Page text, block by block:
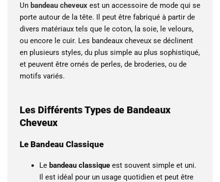
Un bandeau cheveux est un accessoire de mode qui se
porte autour de la tête. Il peut être fabriqué à partir de
divers matériaux tels que le coton, la soie, le velours,
ou encore le cuir. Les bandeaux cheveux se déclinent
en plusieurs styles, du plus simple au plus sophistiqué,
et peuvent être ornés de perles, de broderies, ou de
motifs variés.
Les Différents Types de Bandeaux
Cheveux
Le Bandeau Classique
Le bandeau classique est souvent simple et uni.
Il est idéal pour un usage quotidien et peut être